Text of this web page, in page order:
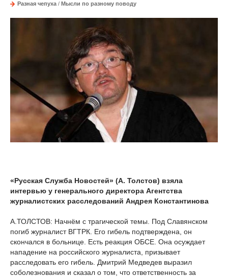
Разная чепуха / Мысли по разному поводу
«Русская Служба Новостей» (А. Толстов) взяла
интервью у генерального директора Агентства
журналистских расследований Андрея Константинова
А.ТОЛСТОВ: Начнём с трагической темы. Под Славянском
погиб журналист ВГТРК. Его гибель подтверждена, он
скончался в больнице. Есть реакция ОБСЕ. Она осуждает
нападение на российского журналиста, призывает
расследовать его гибель. Дмитрий Медведев выразил
соболезнования и сказал о том, что ответственность за